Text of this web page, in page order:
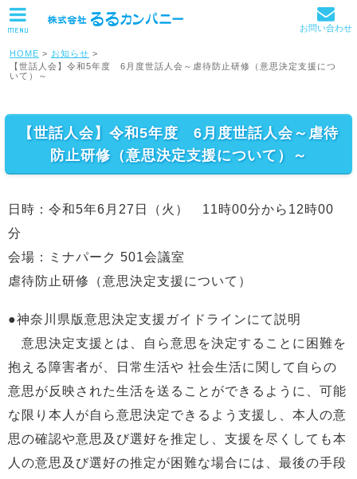
HOME > お知らせ >
【世話人会】令和5年度 6月度世話人会～虐待防止研修（意思決定支援につ
いて）～
【世話人会】令和5年度 6月度世話人会～虐待
防止研修（意思決定支援について）～
日時：令和5年6月27日（火） 11時00分から12時00
分
会場：ミナパーク 501会議室
虐待防止研修（意思決定支援について）
●神奈川県版意思決定支援ガイドラインにて説明
意思決定支援とは、自ら意思を決定することに困難を
抱える障害者が、日常生活や 社会生活に関して自らの
意思が反映された生活を送ることができるように、可能
な限り本人が自ら意思決定できるよう支援し、本人の意
思の確認や意思及び選好を推定し、支援を尽くしても本
人の意思及び選好の推定が困難な場合には、最後の手段
MENU お問い合わせ